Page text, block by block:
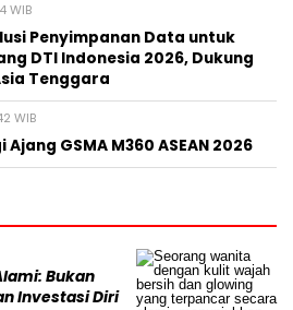
WIB
Penyimpanan Data untuk
DTI Indonesia 2026, Dukung
Tenggara
WIB
GSMA M360 ASEAN 2026
Bukan
Investasi Diri